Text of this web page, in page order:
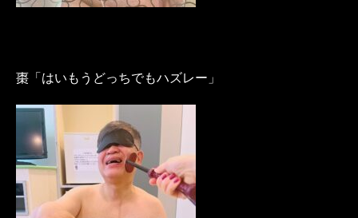
棗「はいもうどっちでもハズレー」